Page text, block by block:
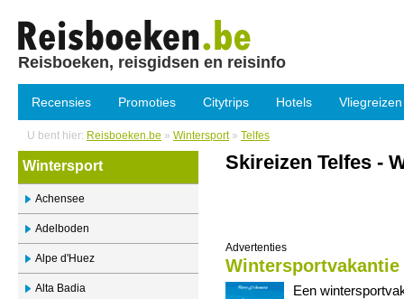
Reisboeken, reisgidsen en reisinfo
Recensies Promoties Citytrips Hotels Vliegreizen
U bent hier: Reisboeken.be » Wintersport » Telfes
Wintersport
Achensee
Adelboden
Alpe d'Huez
Alta Badia
Skireizen Telfes -
Advertenties
Een